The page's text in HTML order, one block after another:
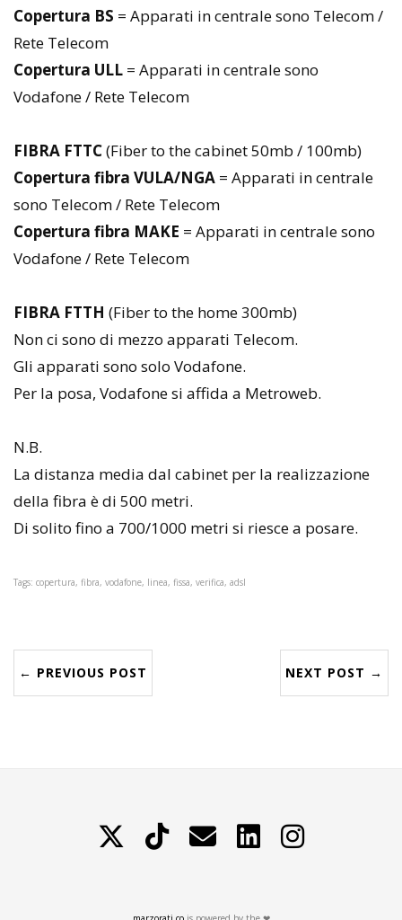
Copertura BS = Apparati in centrale sono Telecom /
Rete Telecom
Copertura ULL = Apparati in centrale sono
Vodafone / Rete Telecom
FIBRA FTTC(Fiber to the cabinet 50mb / 100mb)
Copertura fibra VULA/NGA = Apparati in centrale
sono Telecom / Rete Telecom
Copertura fibra MAKE = Apparati in centrale sono
Vodafone / Rete Telecom
FIBRA FTTH (Fiber to the home 300mb)
Non ci sono di mezzo apparati Telecom.
Gli apparati sono solo Vodafone.
Per la posa, Vodafone si affida a Metroweb.
N.B.
La distanza media dal cabinet per la realizzazione
della fibra è di 500 metri.
Di solito fino a 700/1000 metri si riesce a posare.
Tags: copertura, fibra, vodafone, linea, fissa, verifica, adsl
← PREVIOUS POST NEXT POST →
TikTok Contattami LinkedIn